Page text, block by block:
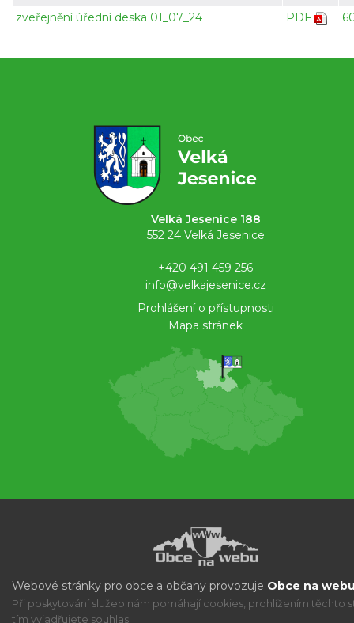
zveřejnění úřední deska 01_07_24
PDF
Velká Jesenice 188
552 24 Velká Jesenice
+420 491 459 256
info@velkajesenice.cz
Prohlášení o přístupnosti
Mapa stránek
Webové stránky pro obce a občany provozuje Obce na
Při poskytování služeb nám pomáhají cookies, prohlížením těchto
tím vyjadřujete souhlas.